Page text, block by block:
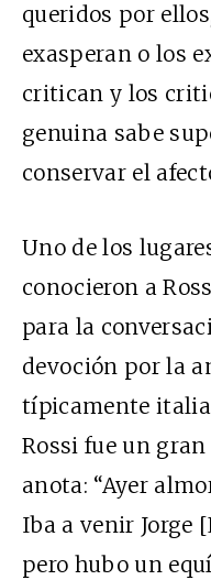
queridos por
exasperan o los
critican y los
genuina sabe
conservar el
Uno de los
conocieron a
para la
devoción por la
típicamente
Rossi fue un
anota: “Ayer
Iba a venir Jorge
pero hubo un